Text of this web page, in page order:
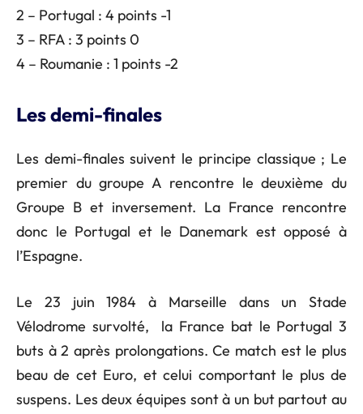
2 – Portugal : 4 points -1
3 – RFA : 3 points 0
4 – Roumanie : 1 points -2
Les demi-finales
Les demi-finales suivent le principe classique ; Le
premier du groupe A rencontre le deuxième du
Groupe B et inversement. La France rencontre
donc le Portugal et le Danemark est opposé à
l’Espagne.
Le 23 juin 1984 à Marseille dans un Stade
Vélodrome survolté, la France bat le Portugal 3
buts à 2 après prolongations. Ce match est le plus
beau de cet Euro, et celui comportant le plus de
suspens. Les deux équipes sont à un but partout au